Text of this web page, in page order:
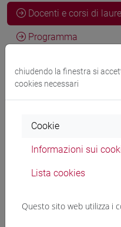
Docenti e corsi di
Programma
Docenti
LEE Sang Suk
chiudendo la finestra si
cookies necessari
Cookie
Informazioni sui
Lista cookies
Questo sito web utilizza i